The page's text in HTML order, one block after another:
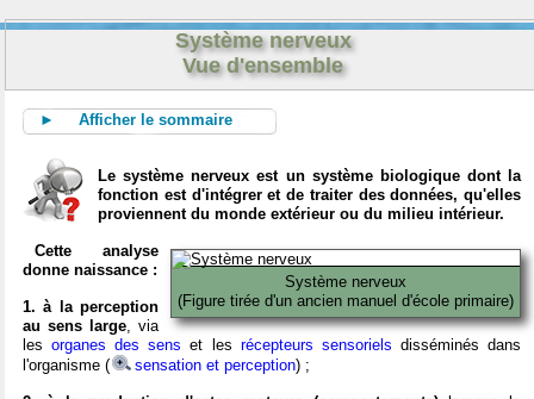
Système nerveux
Vue d'ensemble
► Afficher le sommaire
Le système nerveux est un système biologique dont la
fonction est d'intégrer et de traiter des données, qu'elles
proviennent du monde extérieur ou du milieu intérieur.
Système nerveux
(Figure tirée d'un ancien manuel d'école primaire)
Cette analyse
donne naissance :
1. à la perception
au sens large, via
lesorganes des sens et les récepteurs sensoriels disséminés dans
l'organisme (
sensation et perception) ;